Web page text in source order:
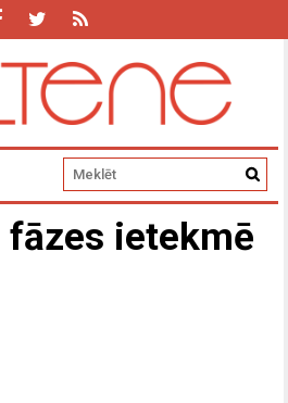
fāzes ietekmē